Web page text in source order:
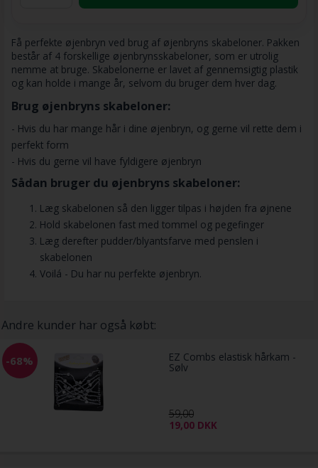
Få perfekte øjenbryn ved brug af øjenbryns skabeloner. Pakken
består af 4 forskellige øjenbrynsskabeloner, som er utrolig
nemme at bruge. Skabelonerne er lavet af gennemsigtig plastik
og kan holde i mange år, selvom du bruger dem hver dag.
Brug øjenbryns skabeloner:
- Hvis du har mange hår i dine øjenbryn, og gerne vil rette dem i
perfekt form
- Hvis du gerne vil have fyldigere øjenbryn
Sådan bruger du øjenbryns skabeloner:
Læg skabelonen så den ligger tilpas i højden fra øjnene
Hold skabelonen fast med tommel og pegefinger
Læg derefter pudder/blyantsfarve med penslen i
skabelonen
Voilá - Du har nu perfekte øjenbryn.
Andre kunder har også købt:
-68% EZ Combs elastisk hårkam -
Sølv
59,00
19,00 DKK